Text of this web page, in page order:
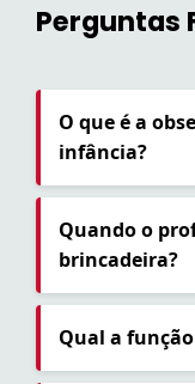
Perguntas
O que é a
infância?
Quando o
brincadeira?
Qual a